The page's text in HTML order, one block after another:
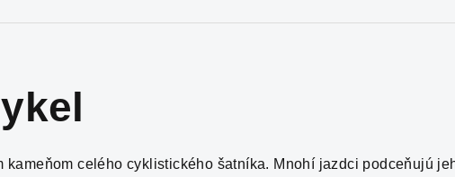
kameňom celého cyklistického šatníka. Mnohí jazdci podceňujú